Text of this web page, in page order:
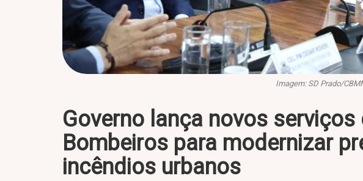
Imagem: SD Prado/
Governo lança novos serviços
Bombeiros para modernizar
incêndios urbanos